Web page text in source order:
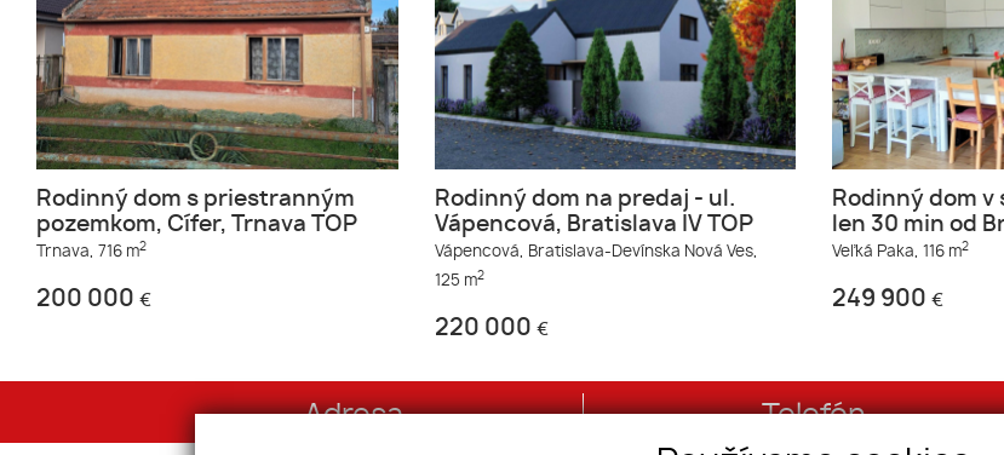
Rodinný dom s priestranným
pozemkom, Cífer, Trnava TOP
Trnava, 716 m2
200 000 €
Rodinný dom na predaj - ul.
Vápencová, Bratislava IV TOP
Vápencová, Bratislava-Devínska Nová Ves,
125 m2
220 000 €
Rodinný dom
len 30 min od
Veľká Paka, 116 m2
249 900 €
Adresa Telefón